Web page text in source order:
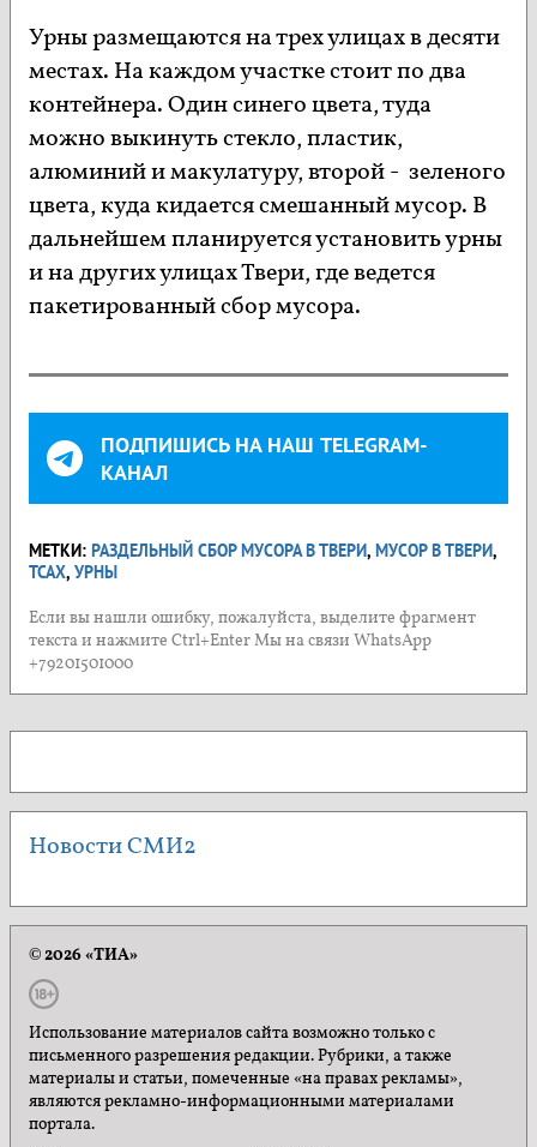
Урны размещаются на трех улицах в десяти
местах. На каждом участке стоит по два
контейнера. Один синего цвета, туда
можно выкинуть стекло, пластик,
алюминий и макулатуру, второй - зеленого
цвета, куда кидается смешанный мусор. В
дальнейшем планируется установить урны
и на других улицах Твери, где ведется
пакетированный сбор мусора.
ПОДПИШИСЬ НА НАШ TELEGRAM-
КАНАЛ
МЕТКИ: РАЗДЕЛЬНЫЙ СБОР МУСОРА В ТВЕРИ, МУСОР В ТВЕРИ,
ТСАХ, УРНЫ
Если вы нашли ошибку, пожалуйста, выделите фрагмент
текста и нажмите Ctrl+Enter Мы на связи WhatsApp
+79201501000
Новости СМИ2
© 2026 «ТИА»
Использование материалов сайта возможно только с
письменного разрешения редакции. Рубрики, а также
материалы и статьи, помеченные «на правах рекламы»,
являются рекламно-информационными материалами
портала.